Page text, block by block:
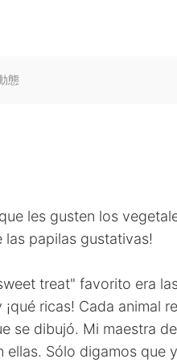
態
les gusten los
papilas gustativas!
treat" favorito era
ricas! Cada animal
se dibujó. Mi maestra
Sólo digamos que